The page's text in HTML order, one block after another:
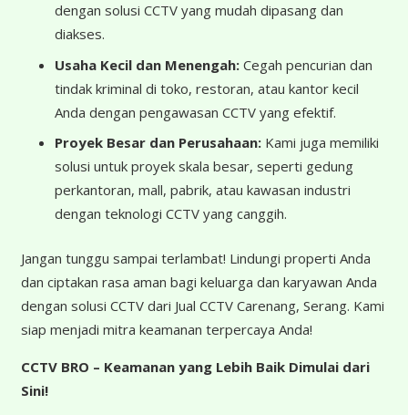
dengan solusi CCTV yang mudah dipasang dan
diakses.
Usaha Kecil dan Menengah: Cegah pencurian dan
tindak kriminal di toko, restoran, atau kantor kecil
Anda dengan pengawasan CCTV yang efektif.
Proyek Besar dan Perusahaan: Kami juga memiliki
solusi untuk proyek skala besar, seperti gedung
perkantoran, mall, pabrik, atau kawasan industri
dengan teknologi CCTV yang canggih.
Jangan tunggu sampai terlambat! Lindungi properti Anda
dan ciptakan rasa aman bagi keluarga dan karyawan Anda
dengan solusi CCTV dari Jual CCTV Carenang, Serang. Kami
siap menjadi mitra keamanan terpercaya Anda!
CCTV BRO – Keamanan yang Lebih Baik Dimulai dari
Sini!